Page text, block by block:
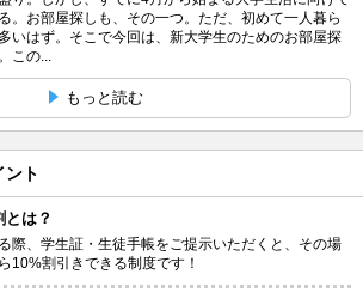
。お部屋探しも、その一つ。ただ、初めて一人暮ら
いはず。そこで今回は、新大学生のためのお部屋探
この...
もっと読む
ント
とは？
際、学生証・生徒手帳をご提示いただくと、その場
10%割引きできる制度です！